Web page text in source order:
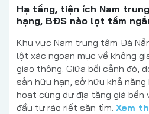
Hạ tầng, tiện ích Nam
hạng, BĐS nào lọt tầm
Khu vực Nam trung tâm Đà
lột xác ngoạn mục về không
giao thông. Giữa bối cảnh đó,
sản hữu hạn, sở hữu khả
hoạt cùng dư địa tăng giá bền
đầu tư ráo riết săn tìm. Xem